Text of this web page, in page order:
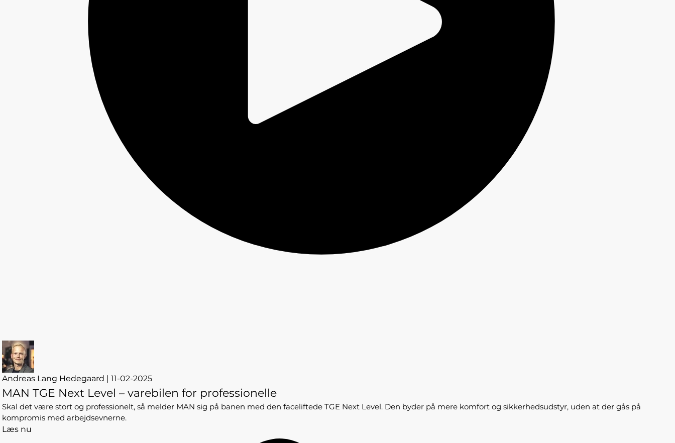
Andreas Lang Hedegaard | 11-02-2025
MAN TGE Next Level – varebilen for professionelle
Skal det være stort og professionelt, så melder MAN sig på banen med den faceliftede TGE Next Level. Den byder på mere komfort og sikkerhedsudstyr, uden at der gås på
kompromis med arbejdsevnerne.
Læs nu